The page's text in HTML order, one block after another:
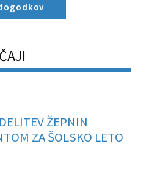
ŽEPNIN
ZA ŠOLSKO LETO